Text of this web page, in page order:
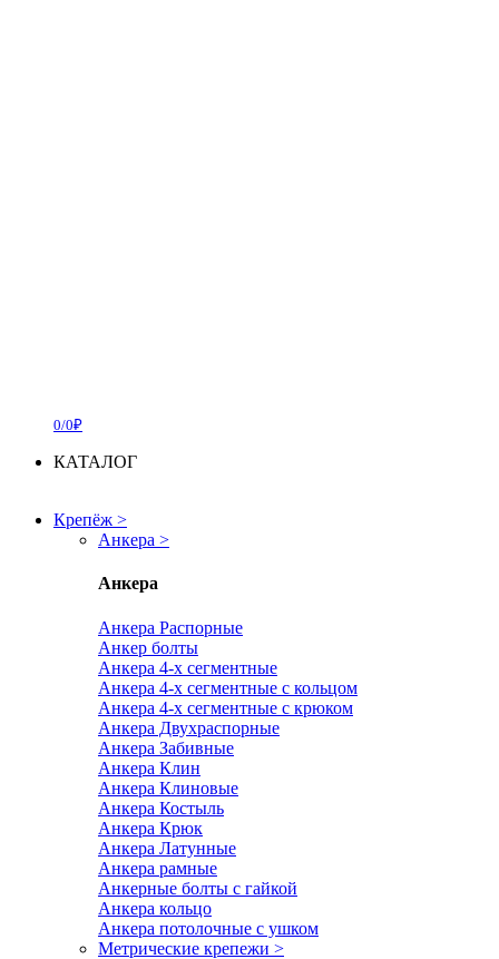
0/0₽
КАТАЛОГ
Крепёж >
Анкера >
Анкера
Анкера Распорные
Анкер болты
Анкера 4-х сегментные
Анкера 4-х сегментные с кольцом
Анкера 4-х сегментные с крюком
Анкера Двухраспорные
Анкера Забивные
Анкера Клин
Анкера Клиновые
Анкера Костыль
Анкера Крюк
Анкера Латунные
Анкера рамные
Анкерные болты с гайкой
Анкера кольцо
Анкера потолочные с ушком
Метрические крепежи >